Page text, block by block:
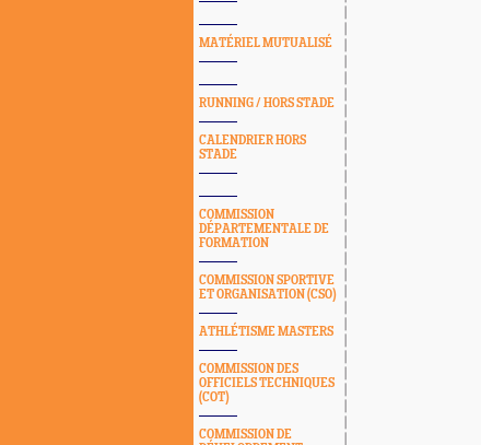
MATÉRIEL MUTUALISÉ
RUNNING / HORS STADE
CALENDRIER HORS
STADE
COMMISSION
DÉPARTEMENTALE DE
FORMATION
COMMISSION SPORTIVE
ET ORGANISATION (CSO)
ATHLÉTISME MASTERS
COMMISSION DES
OFFICIELS TECHNIQUES
(COT)
COMMISSION DE